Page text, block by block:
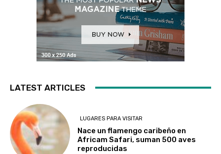
LATEST ARTICLES
LUGARES PARA VISITAR
Nace un flamengo caribeño en
Africam Safari, suman 500 aves
reproducidas